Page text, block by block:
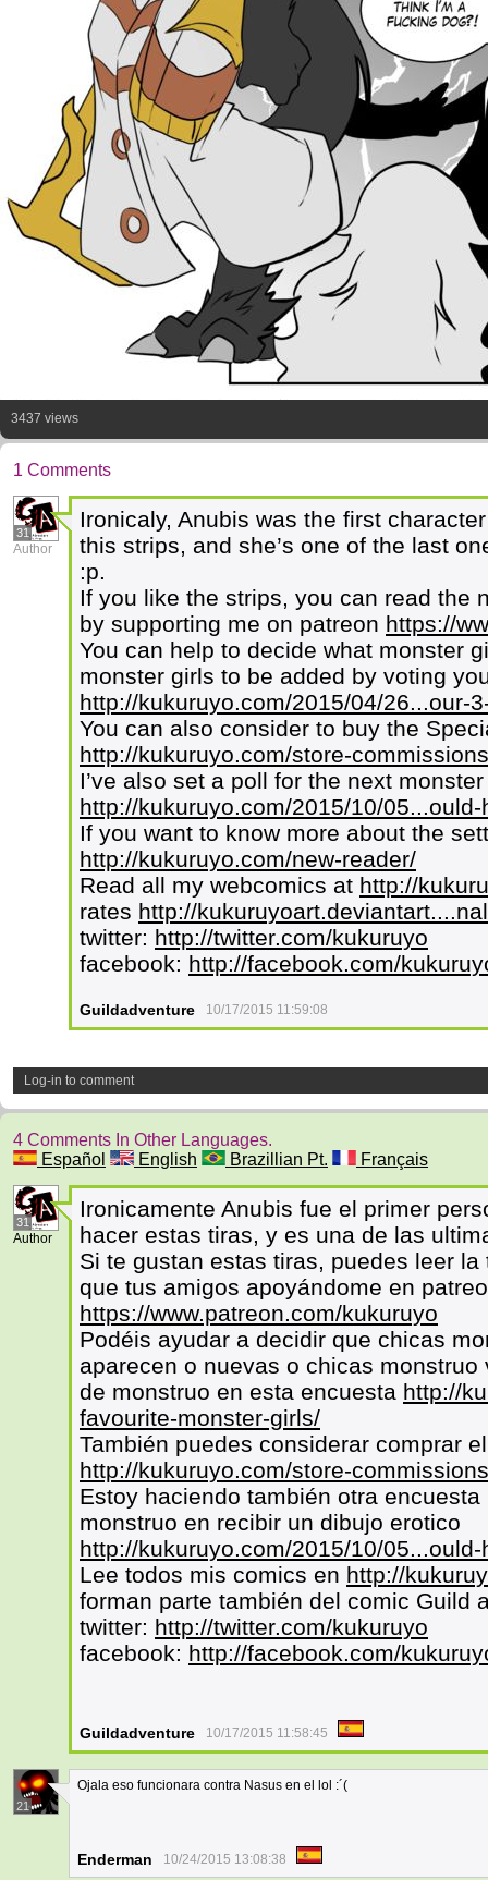
3437 views
1 Comments
31
Author
Ironicaly, Anubis was the first
this strips, and she’s one of the last
:p.
If you like the strips, you can read the
by supporting me on patreon https://
You can help to decide what monster
monster girls to be added by voting
http://kukuruyo.com/2015/04/26...our-
You can also consider to buy the
http://kukuruyo.com/store-
I’ve also set a poll for the next
http://kukuruyo.com/2015/10/
If you want to know more about the
http://kukuruyo.com/new-reader/
Read all my webcomics at http://
rates http://
twitter: http://twitter.com/kukuruyo
facebook: http://facebook.com/
Guildadventure 10/17/2015 11:59:08
Log-in to comment
4 Comments In Other Languages.
Español
English Brazillian Pt. Français
31
Author
Ironicamente Anubis fue el primer
hacer estas tiras, y es una de las
Si te gustan estas tiras, puedes leer
que tus amigos apoyándome en
https://www.patreon.com/kukuruyo
Podéis ayudar a decidir que chicas
aparecen o nuevas o chicas
de monstruo en esta encuesta http://
favourite-monster-girls/
También puedes considerar comprar
http://kukuruyo.com/store-
Estoy haciendo también otra
monstruo en recibir un dibujo erotico
http://kukuruyo.com/2015/10/
Lee todos mis comics en http://
forman parte también del comic Guild
twitter: http://twitter.com/kukuruyo
facebook: http://facebook.com/
Guildadventure 10/17/2015 11:58:45
21
Ojala eso funcionara contra Nasus en el lol :´(
Enderman 10/24/2015 13:08:38